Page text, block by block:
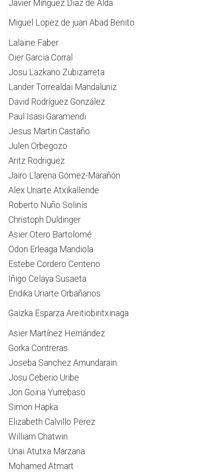
Javier Mínguez Díaz de Alda
Miguel Lopez de juan Abad Benito
Lalaine Faber
Oier Garcia Corral
Josu Lazkano Zubizarreta
Lander Torrealdai Mandaluniz
David Rodríguez González
Paul Isasi Garamendi
Jesus Martin Castaño
Julen Orbegozo
Aritz Rodriguez
Jairo Llarena Gómez-Marañón
Alex Uriarte Atxikallende
Roberto Nuño Solinís
Christoph Duldinger
Asier Otero Bartolomé
Odon Erleaga Mandiola
Estebe Cordero Centeno
Iñigo Celaya Susaeta
Endika Uriarte Orbañanos
Gaizka Esparza Areitiobiritxinaga
Asier Martínez Hernández
Gorka Contreras
Joseba Sanchez Amundarain
Josu Ceberio Uribe
Jon Goiria Yurrebaso
Simon Hapka
Elizabeth Calvillo Perez
William Chatwin
Unai Atutxa Marzana
Mohamed Atmart